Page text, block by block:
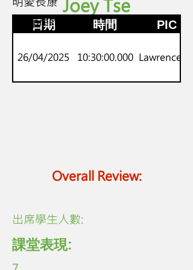
Joey Tse
日期 時間 PIC
26/04/2025 10:30:00.000 Lawrence Lo
Overall Review:
劍橋prestarters
​出席學生人數:
課堂表現: